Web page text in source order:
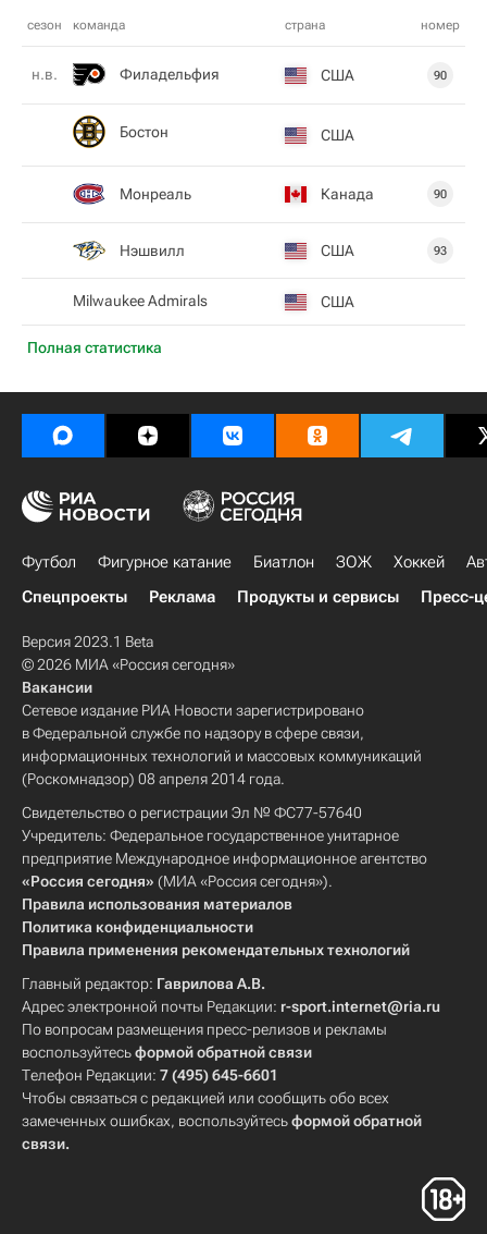
сезон команда страна номер
Полная статистика
н.в. Филадельфия США 90
Бостон США
Монреаль Канада 90
Нэшвилл США 93
Milwaukee Admirals США
Футбол Фигурное катание Биатлон ЗОЖ Хоккей
Спецпроекты
Реклама Продукты и сервисы Пресс-
Версия 2023.1 Beta
© 2026 МИА «Россия сегодня»
Вакансии
Сетевое издание РИА Новости зарегистрировано
в Федеральной службе по надзору в сфере связи,
информационных технологий и массовых коммуникаций
(Роскомнадзор) 08 апреля 2014 года.
Свидетельство о регистрации Эл № ФС77-57640
Учредитель: Федеральное государственное унитарное
предприятие Международное информационное агентство
«Россия сегодня» (МИА «Россия сегодня»).
Правила использования материалов
Политика конфиденциальности
Правила применения рекомендательных технологий
Главный редактор: Гаврилова А.В.
Адрес электронной почты Редакции: r-sport.internet@ria.ru
По вопросам размещения пресс-релизов и рекламы
воспользуйтесьформой обратной связи
Телефон Редакции: 7 (495) 645-6601
Чтобы связаться с редакцией или сообщить обо всех
замеченных ошибках, воспользуйтесьформой обратной
связи.